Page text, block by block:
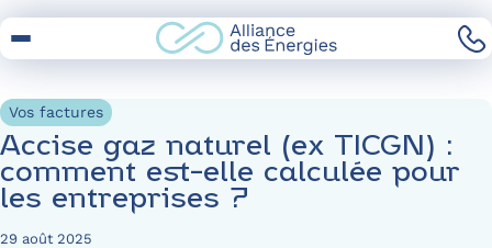
to
Vos factures
Accise gaz naturel (ex TICGN) :
comment est-elle calculée pour
les entreprises ?
29 août 2025